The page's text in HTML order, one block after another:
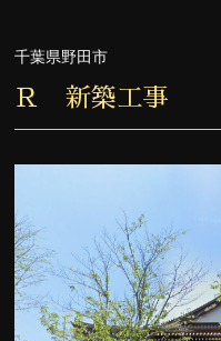
千葉県野田市
Ｒ 新築工事